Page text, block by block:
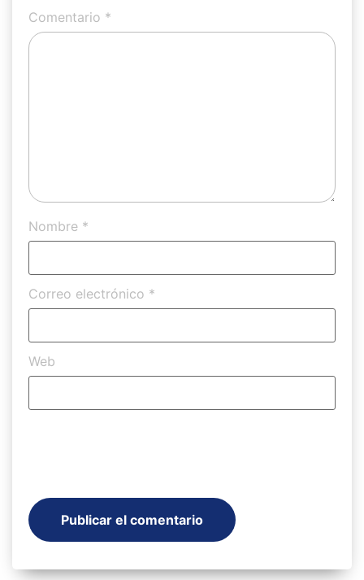
Comentario *
Nombre *
Correo electrónico *
Web